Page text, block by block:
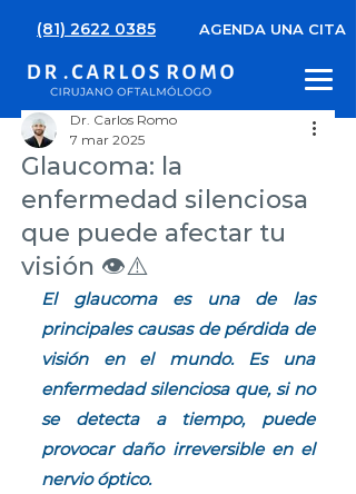
(81) 2622 0385 AGENDA UNA CITA
Glaucoma: la
enfermedad silenciosa
que puede afectar tu
visión 👁️⚠️
Dr. Carlos Romo
7 mar 2025
El glaucoma es una de las
principales causas de pérdida de
visión en el mundo. Es una
enfermedad silenciosa que, si no
se detecta a tiempo, puede
provocar daño irreversible en el
nervio óptico.